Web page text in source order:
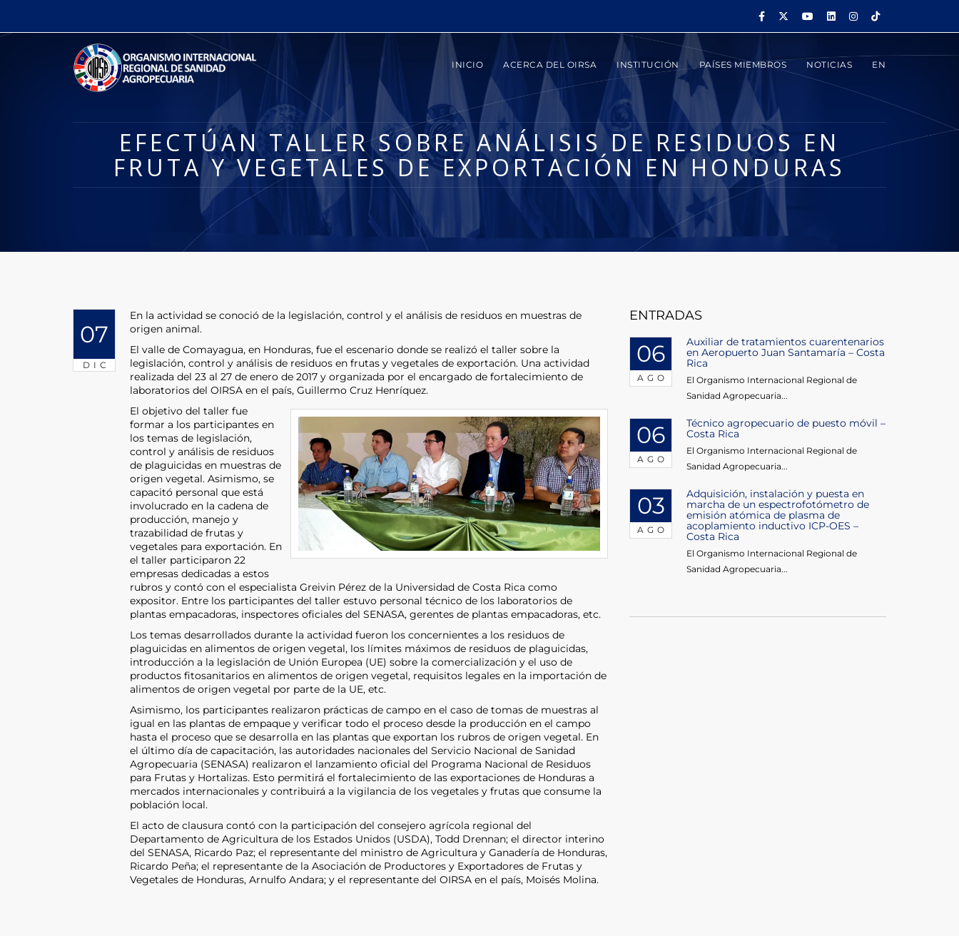
INICIO ACERCA DEL OIRSA INSTITUCIÓN PAÍSES MIEMBROS NOTICIAS EN
EFECTÚAN TALLER SOBRE ANÁLISIS DE RESIDUOS EN
FRUTA Y VEGETALES DE EXPORTACIÓN EN HONDURAS
07
DIC
En la actividad se conoció de la legislación, control y el análisis de residuos en muestras de
origen animal.
El valle de Comayagua, en Honduras, fue el escenario donde se realizó el taller sobre la
legislación, control y análisis de residuos en frutas y vegetales de exportación. Una actividad
realizada del 23 al 27 de enero de 2017 y organizada por el encargado de fortalecimiento de
laboratorios del OIRSA en el país, Guillermo Cruz Henríquez.
El objetivo del taller fue
formar a los participantes en
los temas de legislación,
control y análisis de residuos
de plaguicidas en muestras de
origen vegetal. Asimismo, se
capacitó personal que está
involucrado en la cadena de
producción, manejo y
trazabilidad de frutas y
vegetales para exportación. En
el taller participaron 22
empresas dedicadas a estos
rubros y contó con el especialista Greivin Pérez de la Universidad de Costa Rica como
expositor. Entre los participantes del taller estuvo personal técnico de los laboratorios de
plantas empacadoras, inspectores oficiales del SENASA, gerentes de plantas empacadoras, etc.
Los temas desarrollados durante la actividad fueron los concernientes a los residuos de
plaguicidas en alimentos de origen vegetal, los límites máximos de residuos de plaguicidas,
introducción a la legislación de Unión Europea (UE) sobre la comercialización y el uso de
productos fitosanitarios en alimentos de origen vegetal, requisitos legales en la importación de
alimentos de origen vegetal por parte de la UE, etc.
Asimismo, los participantes realizaron prácticas de campo en el caso de tomas de muestras al
igual en las plantas de empaque y verificar todo el proceso desde la producción en el campo
hasta el proceso que se desarrolla en las plantas que exportan los rubros de origen vegetal. En
el último día de capacitación, las autoridades nacionales del Servicio Nacional de Sanidad
Agropecuaria (SENASA) realizaron el lanzamiento oficial del Programa Nacional de Residuos
para Frutas y Hortalizas. Esto permitirá el fortalecimiento de las exportaciones de Honduras a
mercados internacionales y contribuirá a la vigilancia de los vegetales y frutas que consume la
población local.
El acto de clausura contó con la participación del consejero agrícola regional del
Departamento de Agricultura de los Estados Unidos (USDA), Todd Drennan; el director interino
del SENASA, Ricardo Paz; el representante del ministro de Agricultura y Ganadería de Honduras,
Ricardo Peña; el representante de la Asociación de Productores y Exportadores de Frutas y
Vegetales de Honduras, Arnulfo Andara; y el representante del OIRSA en el país, Moisés Molina.
ENTRADAS
06
AGO
Auxiliar de tratamientos cuarentenarios
en Aeropuerto Juan Santamaría – Costa
Rica
El Organismo Internacional Regional de
Sanidad Agropecuaria...
06
AGO
Técnico agropecuario de puesto móvil –
Costa Rica
El Organismo Internacional Regional de
Sanidad Agropecuaria...
03
AGO
Adquisición, instalación y puesta en
marcha de un espectrofotómetro de
emisión atómica de plasma de
acoplamiento inductivo ICP-OES –
Costa Rica
El Organismo Internacional Regional de
Sanidad Agropecuaria...